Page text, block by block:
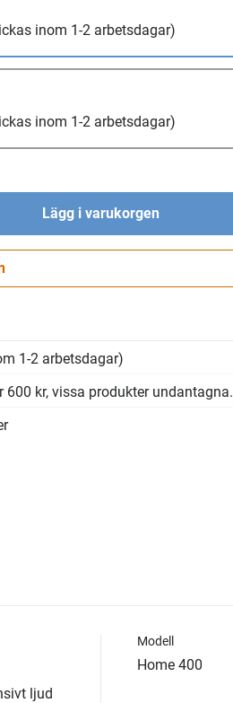
inom 1-2 arbetsdagar)
inom 1-2 arbetsdagar)
Lägg i varukorgen
1-2 arbetsdagar)
600 kr, vissa produkter undantagna.
ljud
Modell
Home 400